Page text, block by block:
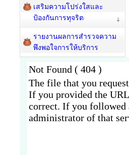
เสริมความโปร่งใสและ
ป้องกันการทุจริต
รายงานผลการสำรวจความ
พึงพอใจการให้บริการ